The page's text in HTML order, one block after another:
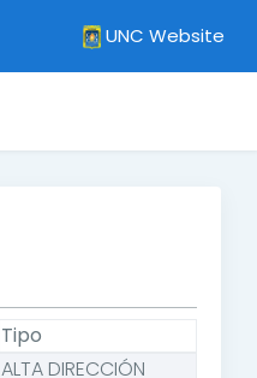
UNC Website
Tipo
ALTA DIRECCIÓN